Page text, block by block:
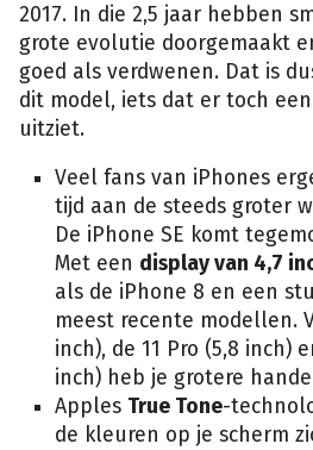
2017. In die 2,5 jaar hebben
grote evolutie doorgemaakt
goed als verdwenen. Dat is
dit model, iets dat er toch
uitziet.
Veel fans van iPhones
tijd aan de steeds groter
De iPhone SE komt
Met een display van 4,7
als de iPhone 8 en een
meest recente modellen.
inch), de 11 Pro (5,8 inch)
inch) heb je grotere
Apples True Tone-
de kleuren op je scherm